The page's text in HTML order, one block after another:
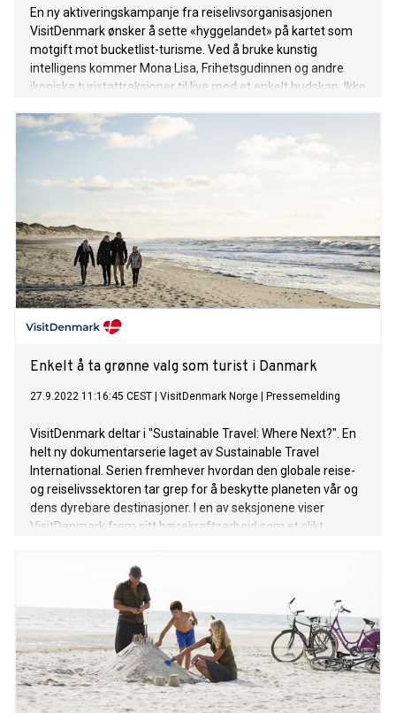
En ny aktiveringskampanje fra reiselivsorganisasjonen
VisitDenmark ønsker å sette «hyggelandet» på kartet som
motgift mot bucketlist-turisme. Ved å bruke kunstig
intelligens kommer Mona Lisa, Frihetsgudinnen og andre
ikoniske turistattraksjoner til live med et enkelt budskap: Ikke
frekke tilnærmingen, skiller kampanjen seg ut ved å være
fullstendig skrevet av kunstig intelligens.
Enkelt å ta grønne valg som turist i Danmark
27.9.2022 11:16:45 CEST VisitDenmark Norge Pressemelding
VisitDenmark deltar i "Sustainable Travel: Where Next?". En
helt ny dokumentarserie laget av Sustainable Travel
International. Serien fremhever hvordan den globale reise-
og reiselivssektoren tar grep for å beskytte planeten vår og
dens dyrebare destinasjoner. I en av seksjonene viser
VisitDenmark frem sitt bærekraftsarbeid som et slikt
dagen FN har etablert som verdens turismedag. I serien kan
du se den viktige rollen turisme spiller for bærekraftig